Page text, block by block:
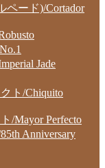
ペード)/Cortador
Jade
ト/Chiquito
/Mayor Perfecto
Anniversary